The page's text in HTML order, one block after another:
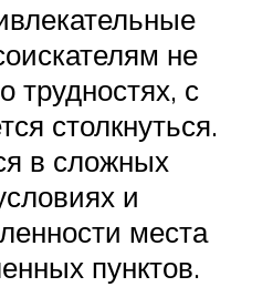
не
трудностях, с
столкнуться.
в сложных
и
места
пунктов.